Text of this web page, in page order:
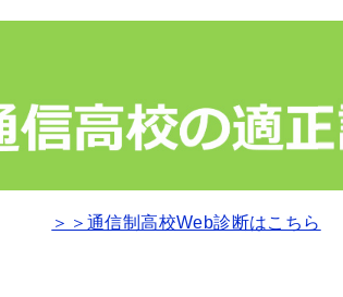
＞＞通信制高校Web診断はこちら